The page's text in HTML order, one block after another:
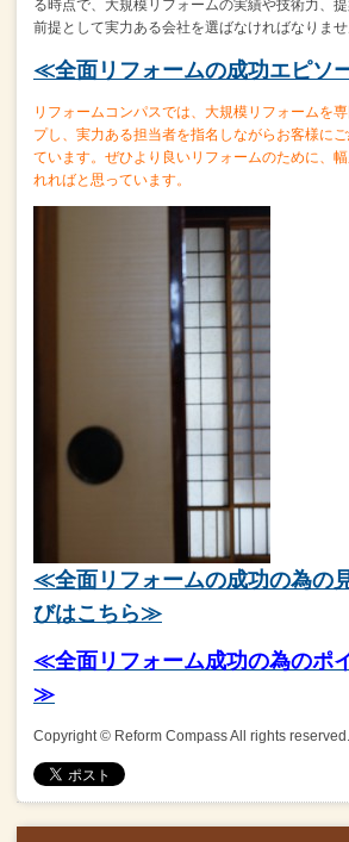
る時点で、 大規模リフォームの実績や技術力、提
前提として実力ある会社を選ばなければなりませ
≪全面リフォームの成功エピソ
リフォームコンパスでは、大規模リフォームを
プし、 実力ある担当者を指名しながらお客様に
ています。 ぜひより良いリフォームのために、
れればと思っています。
≪全面リフォームの成功の為の
びはこちら≫
≪全面リフォーム成功の為のポ
≫
Copyright © Reform Compass All rights reserved.